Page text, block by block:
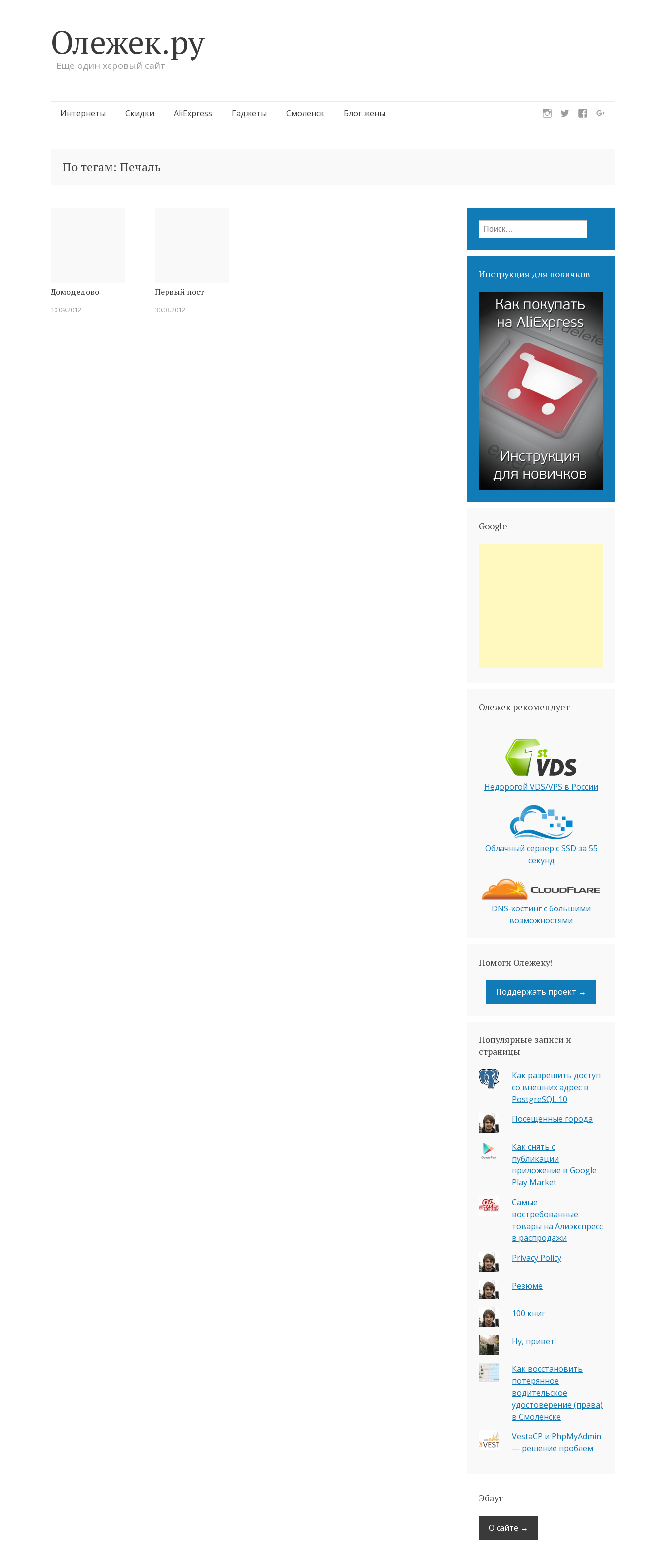
Олежек.ру
Ещё один херовый сайт
Перейти
Интернеты Скидки AliExpress Гаджеты Смоленск Блог жены
По тегам: Печаль
Домодедово
10.09.2012
Первый пост
30.03.2012
Найти:
Инструкция для новичков
Google
Олежек рекомендует
Недорогой VDS/VPS в России
Облачный сервер с SSD за 55
секунд
DNS-хостинг с большими
возможностями
Помоги Олежеку!
Поддержать проект →
Популярные записи и
страницы
Как разрешить доступ
со внешних адрес в
PostgreSQL 10
Посещенные города
Как снять с
публикации
приложение в Google
Play Market
Самые
востребованные
товары на Алиэкспресс
в распродажи
Privacy Policy
Резюме
100 книг
Ну, привет!
Как восстановить
потерянное
водительское
удостоверение (права)
в Смоленске
VestaCP и PhpMyAdmin
— решение проблем
Эбаут
О сайте →